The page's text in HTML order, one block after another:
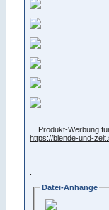
... Produkt-Werbung
https://blende-und-
Datei-Anhänge